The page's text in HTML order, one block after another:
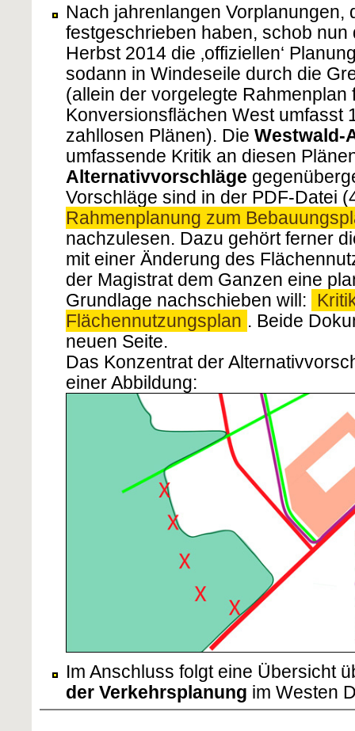
Nach jahrenlangen Vorplanungen,
festgeschrieben haben, schob nun
Herbst 2014 die ‚offiziellen‘
sodann in Windeseile durch die
(allein der vorgelegte Rahmenplan
Konversionsflächen West umfasst
zahllosen Plänen). Die Westwald-
umfassende Kritik an diesen
Alternativvorschläge
Vorschläge sind in der PDF-Datei
Rahmenplanung zum
nachzulesen. Dazu gehört ferner
mit einer Änderung des
der Magistrat dem Ganzen eine
Grundlage nachschieben will:
Flächennutzungsplan . Beide
neuen Seite.
Das Konzentrat der
einer Abbildung:
Im Anschluss folgt eine Übersicht
der Verkehrsplanung im Westen